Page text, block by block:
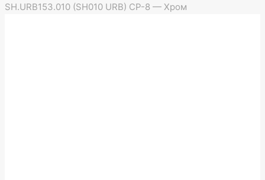
SH.URB153.010 (SH010 URB) СP-8 — Хром